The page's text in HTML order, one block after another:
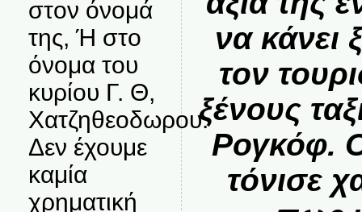
στον όνομά
της, Ή στο
όνομα του
κυρίου Γ. Θ,
Χατζηθεοδωρου.
Δεν έχουμε
καμία
χρηματική
να κάνει
τον
ξένους
Ρογκόφ.
τόνισε